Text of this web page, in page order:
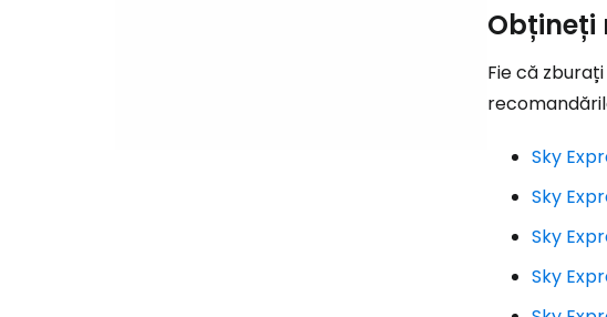
Obțineți
Fie că
Sky
Sky
Sky
Sky